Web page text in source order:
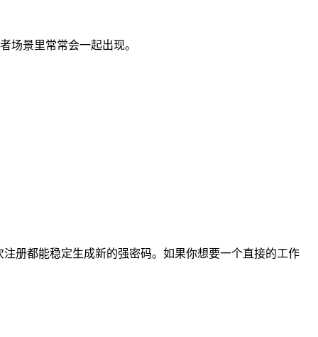
场景里常常会一起出现。
册都能稳定生成新的强密码。如果你想要一个直接的工作